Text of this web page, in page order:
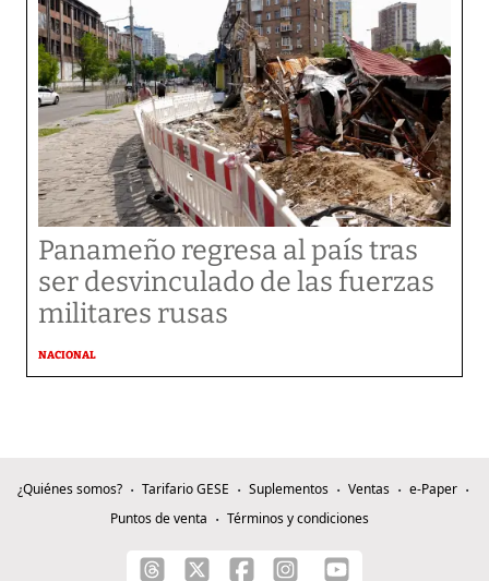
Panameño regresa al país tras
ser desvinculado de las fuerzas
militares rusas
NACIONAL
¿Quiénes somos? Tarifario GESE Suplementos Ventas
e-Paper
Puntos de venta
Términos y condiciones